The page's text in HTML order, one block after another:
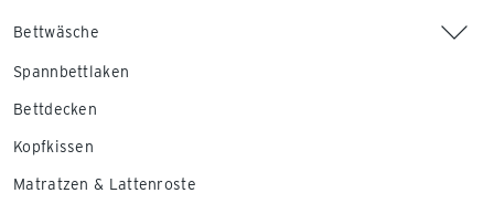
Bettwäsche
Spannbettlaken
Bettdecken
Kopfkissen
Matratzen & Lattenroste